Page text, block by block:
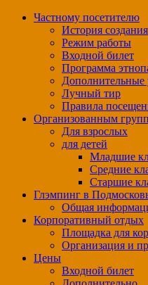
Частному посетителю
История
Режим работы
Входной билет
Программа
Дополнительные
Лучный тир
Правила
Организованным
Для взрослых
для детей
Младшие
Средние
Старшие
Глэмпинг в
Общая
Корпоративный отдых
Площадка для
Организация и
Цены
Входной билет